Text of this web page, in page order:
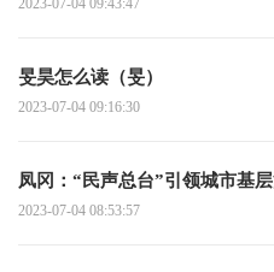
旻昊怎么读（旻）
2023-07-04 09:16:30
凤冈：“民声总台”引领城市基
2023-07-04 08:53:57